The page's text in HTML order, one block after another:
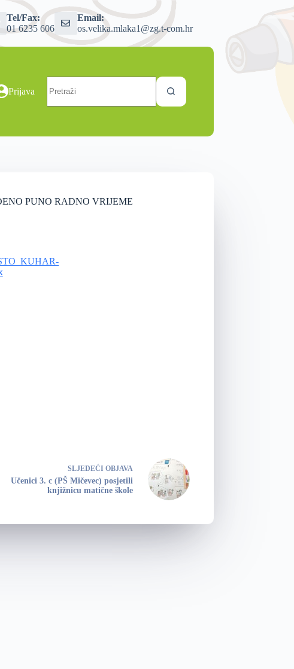
Tel/Fax:
01 6235 606
Email:
os.velika.mlaka1@zg.t-com.hr
Prijava
PUNO RADNO VRIJEME
SLJEDEĆI OBJAVA
Učenici 3. c (PŠ Mičevec) posjetili
knjižnicu matične škole